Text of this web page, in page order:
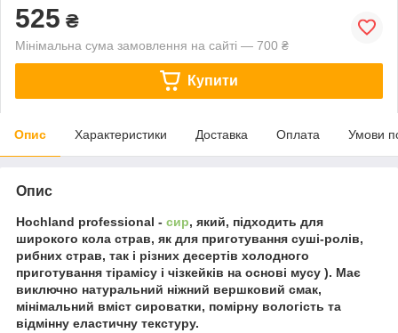
525 ₴
Мінімальна сума замовлення на сайті — 700 ₴
Купити
Опис Характеристики Доставка Оплата Умови
Опис
Hochland professional - сир, який, підходить для
широкого кола страв, як для приготування суші-ролів,
рибних страв, так і різних десертів холодного
приготування тірамісу і чізкейків на основі мусу ). Має
виключно натуральний ніжний вершковий смак,
мінімальний вміст сироватки, помірну вологість та
відмінну еластичну текстуру.